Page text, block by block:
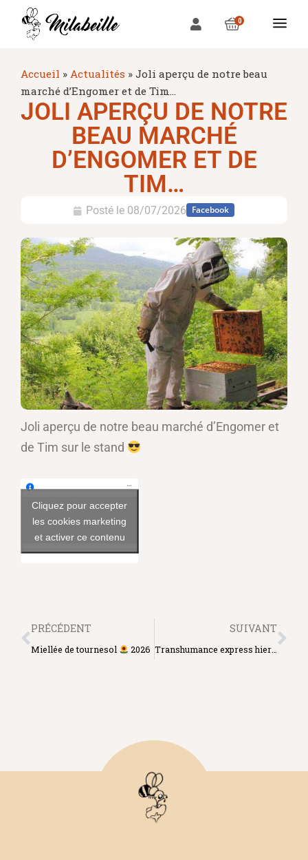
0
Accueil » Actualités » Joli aperçu de notre beau
marché d’Engomer et de Tim…
JOLI APERÇU DE NOTRE
BEAU MARCHÉ
D’ENGOMER ET DE
TIM…
Posté le 08/07/2026 Facebook
Joli aperçu de notre beau marché d’Engomer et
de Tim sur le stand
Voir sur Facebook
Cliquez pour accepter
les cookies marketing
et activer ce contenu
PRÉCÉDENT
Miellée de tournesol 2026
SUIVANT
Transhumance express hier soir…